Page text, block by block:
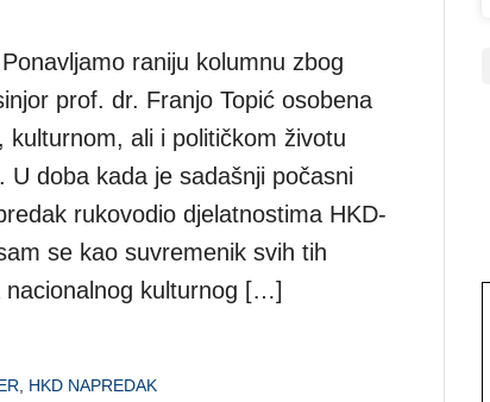
raniju kolumnu zbog
prof. dr. Franjo Topić osobena
kulturnom, ali i političkom životu
U doba kada je sadašnji počasni
rukovodio djelatnostima HKD-
se kao suvremenik svih tih
nacionalnog kulturnog […]
HKD NAPREDAK